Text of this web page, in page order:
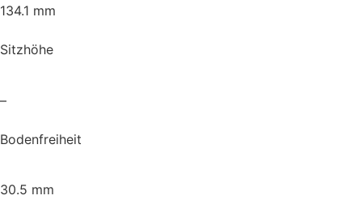
134.1 mm
Sitzhöhe
–
Bodenfreiheit
30.5 mm